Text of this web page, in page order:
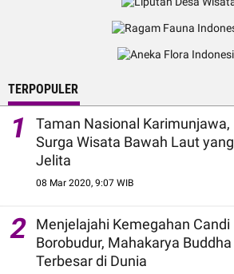
TERPOPULER
1
Taman Nasional Karimunjawa,
Surga Wisata Bawah Laut yang
Jelita
08 Mar 2020, 9:07 WIB
2
Menjelajahi Kemegahan Candi
Borobudur, Mahakarya Buddha
Terbesar di Dunia